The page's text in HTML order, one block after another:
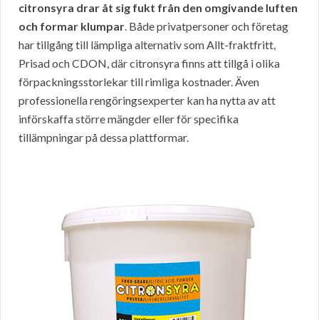
citronsyra drar åt sig fukt från den omgivande luften
och formar klumpar. Både privatpersoner och företag
har tillgång till lämpliga alternativ som Allt-fraktfritt,
Prisad och CDON, där citronsyra finns att tillgå i olika
förpackningsstorlekar till rimliga kostnader. Även
professionella rengöringsexperter kan ha nytta av att
införskaffa större mängder eller för specifika
tillämpningar på dessa plattformar.